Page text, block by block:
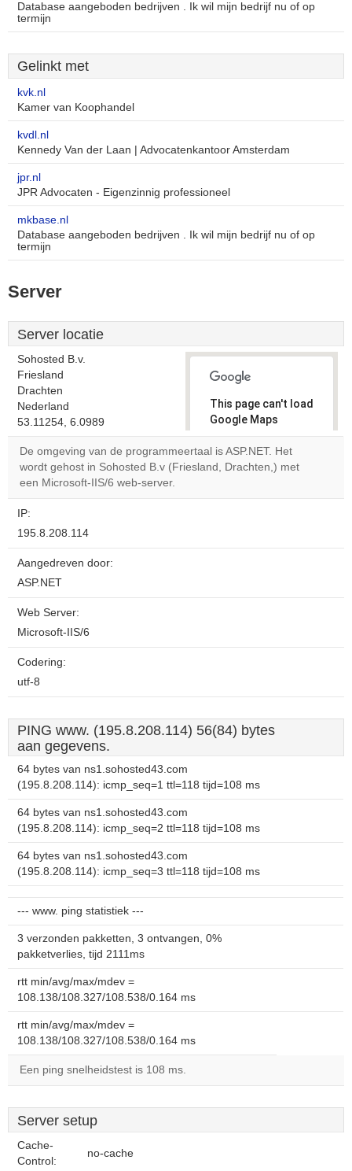
Database aangeboden bedrijven . Ik wil mijn bedrijf nu of op
termijn
Gelinkt met
kvk.nl
Kamer van Koophandel
kvdl.nl
Kennedy Van der Laan | Advocatenkantoor Amsterdam
jpr.nl
JPR Advocaten - Eigenzinnig professioneel
mkbase.nl
Database aangeboden bedrijven . Ik wil mijn bedrijf nu of op
termijn
Server
Server locatie
Sohosted B.v.
Friesland
Drachten
Nederland
53.11254, 6.0989
This page can't load
Google Maps
correctly.
Do you
De omgeving van de programmeertaal is ASP.NET. Het
wordt gehost in Sohosted B.v (Friesland, Drachten,) met
een Microsoft-IIS/6 web-server.
IP:
195.8.208.114
Aangedreven door:
ASP.NET
Web Server:
Microsoft-IIS/6
Codering:
utf-8
PING www. (195.8.208.114) 56(84) bytes
aan gegevens.
64 bytes van ns1.sohosted43.com
(195.8.208.114): icmp_seq=1 ttl=118 tijd=108 ms
64 bytes van ns1.sohosted43.com
(195.8.208.114): icmp_seq=2 ttl=118 tijd=108 ms
64 bytes van ns1.sohosted43.com
(195.8.208.114): icmp_seq=3 ttl=118 tijd=108 ms
--- www. ping statistiek ---
3 verzonden pakketten, 3 ontvangen, 0%
pakketverlies, tijd 2111ms
rtt min/avg/max/mdev =
108.138/108.327/108.538/0.164 ms
rtt min/avg/max/mdev =
108.138/108.327/108.538/0.164 ms
Een ping snelheidstest is 108 ms.
Server setup
Cache-
Control:
no-cache